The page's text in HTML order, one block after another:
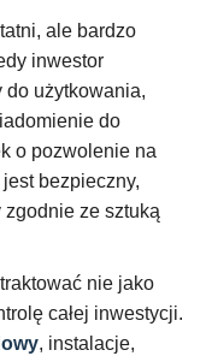
ale bardzo
inwestor
do użytkowania,
do
o pozwolenie na
bezpieczny,
ze sztuką
nie jako
całej inwestycji.
, instalacje,